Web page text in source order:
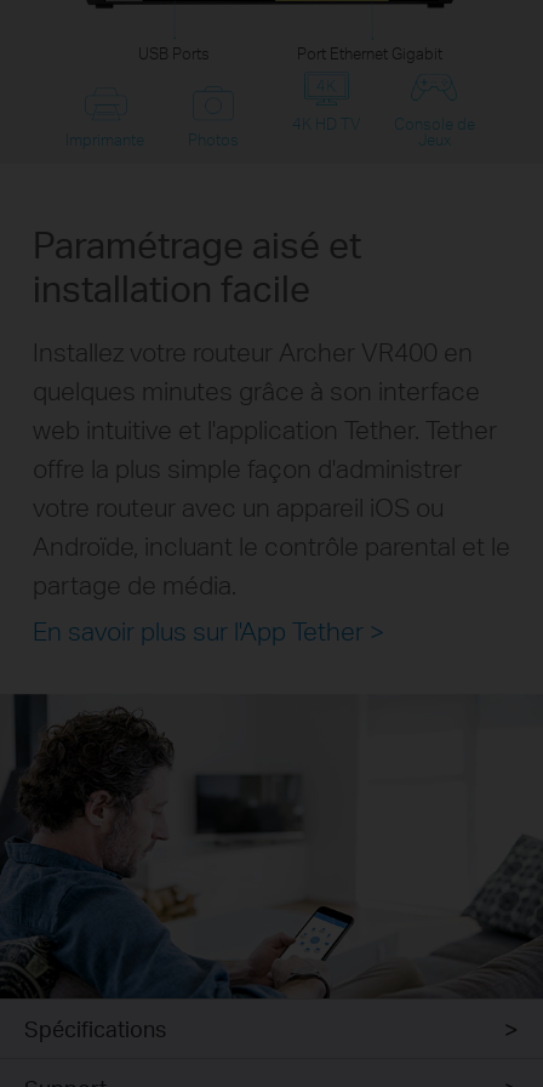
USB Ports
Imprimante Photos
Port Ethernet Gigabit
4K HD TV Console de
Jeux
Paramétrage aisé et
installation facile
Installez votre routeur Archer VR400 en
quelques minutes grâce à son interface
web intuitive et l'application Tether. Tether
offre la plus simple façon d'administrer
votre routeur avec un appareil iOS ou
Androïde, incluant le contrôle parental et le
partage de média.
En savoir plus sur l'App Tether>
Spécifications